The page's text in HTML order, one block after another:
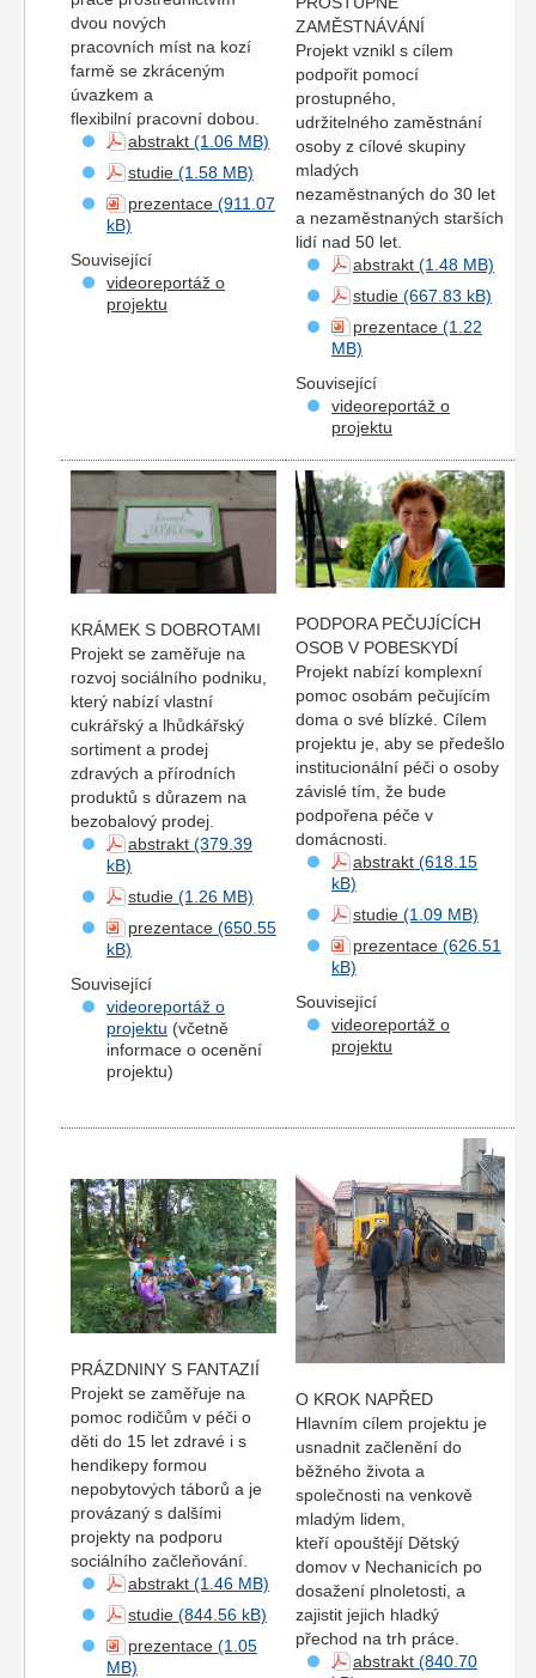
dvou nových
pracovních míst na kozí
farmě se zkráceným
úvazkem a
flexibilní pracovní dobou.
abstrakt
studie
prezentace
Související
videoreportáž o
projektu
ZAMĚSTNÁVÁNÍ
Projekt vznikl s cílem
podpořit pomocí
prostupného,
udržitelného zaměstnání
osoby z cílové skupiny
mladých
nezaměstnaných do 30 let
a nezaměstnaných starších
lidí nad 50 let.
abstrakt
studie
prezentace
Související
videoreportáž o
projektu
KRÁMEK S DOBROTAMI
Projekt se zaměřuje na
rozvoj sociálního podniku,
který nabízí vlastní
cukrářský a lhůdkářský
sortiment a prodej
zdravých a přírodních
produktů s důrazem na
bezobalový prodej.
abstrakt
studie
prezentace
Související
videoreportáž o
projektu (včetně
informace o ocenění
projektu)
PODPORA PEČUJÍCÍCH
OSOB V POBESKYDÍ
Projekt nabízí komplexní
pomoc osobám pečujícím
doma o své blízké. Cílem
projektu je, aby se předešlo
institucionální péči o osoby
závislé tím, že bude
podpořena péče v
domácnosti.
abstrakt
studie
prezentace
Související
videoreportáž o
projektu
PRÁZDNINY S FANTAZIÍ
Projekt se zaměřuje na
pomoc rodičům v péči o
děti do 15 let zdravé i s
hendikepy formou
nepobytových táborů a je
provázaný s dalšími
projekty na podporu
sociálního začleňování.
abstrakt
studie
prezentace
O KROK NAPŘED
Hlavním cílem projektu je
usnadnit začlenění do
běžného života a
společnosti na venkově
mladým lidem,
kteří opouštějí Dětský
domov v Nechanicích po
dosažení plnoletosti, a
zajistit jejich hladký
přechod na trh práce.
abstrakt